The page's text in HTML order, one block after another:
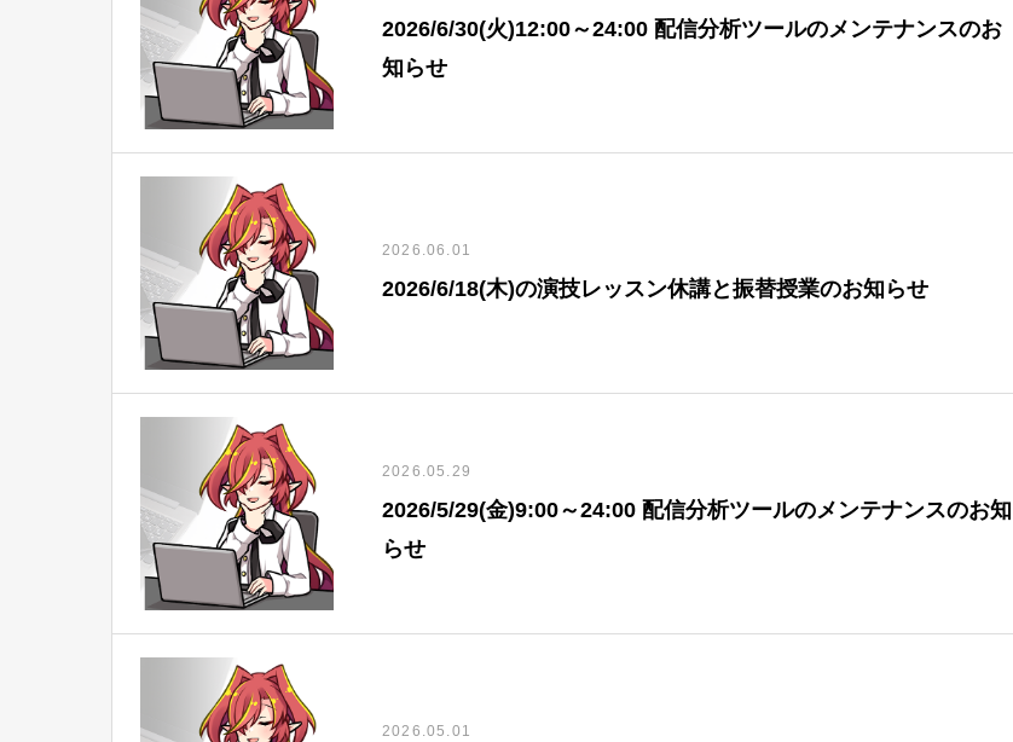
2026/6/30(火)12:00～24:00 配信分析ツールのメンテナンスのお
知らせ
2026.06.01
2026/6/18(木)の演技レッスン休講と振替授業のお知らせ
2026.05.29
2026/5/29(金)9:00～24:00 配信分析ツールのメンテナンスのお知
らせ
2026.05.01